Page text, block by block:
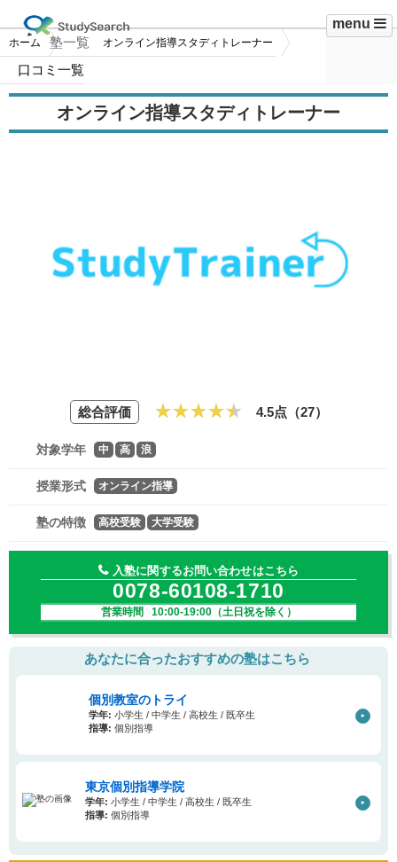
menu
ホーム 塾一覧 オンライン指導スタディトレーナー
口コミ一覧
オンライン指導スタディトレーナー
総合評価 4.5点（27）
対象学年 中 高 浪
授業形式 オンライン指導
塾の特徴 高校受験 大学受験
入塾に関するお問い合わせはこちら
0078-60108-1710
営業時間 10:00-19:00（土日祝を除く）
あなたに合ったおすすめの塾はこちら
個別教室のトライ
学年: 小学生 / 中学生 / 高校生 / 既卒生
指導: 個別指導
東京個別指導学院
学年: 小学生 / 中学生 / 高校生 / 既卒生
指導: 個別指導